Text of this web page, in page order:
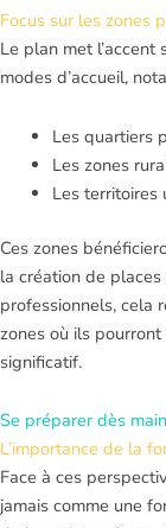
Focus sur les zones
Le plan met
modes d’accueil,
Les quartiers
Les zones
Les territoires
Ces zones
la création de
professionnels, cela
zones où ils
significatif.
Se préparer dès
L’importance de la
Face à ces
jamais comme une